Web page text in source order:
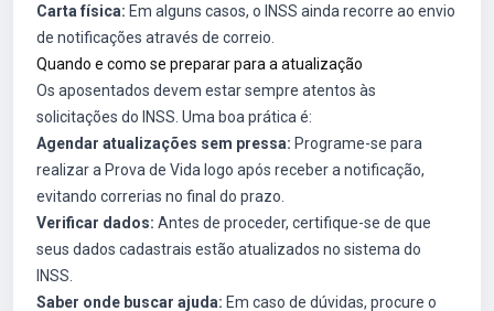
Carta física: Em alguns casos, o INSS ainda recorre ao envio
de notificações através de correio.
Quando e como se preparar para a atualização
Os aposentados devem estar sempre atentos às
solicitações do INSS. Uma boa prática é:
Agendar atualizações sem pressa: Programe-se para
realizar a Prova de Vida logo após receber a notificação,
evitando correrias no final do prazo.
Verificar dados: Antes de proceder, certifique-se de que
seus dados cadastrais estão atualizados no sistema do
INSS.
Saber onde buscar ajuda: Em caso de dúvidas, procure o